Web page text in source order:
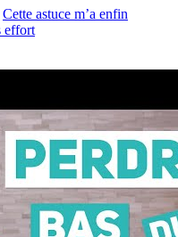
Cette astuce m’a enfin
effort